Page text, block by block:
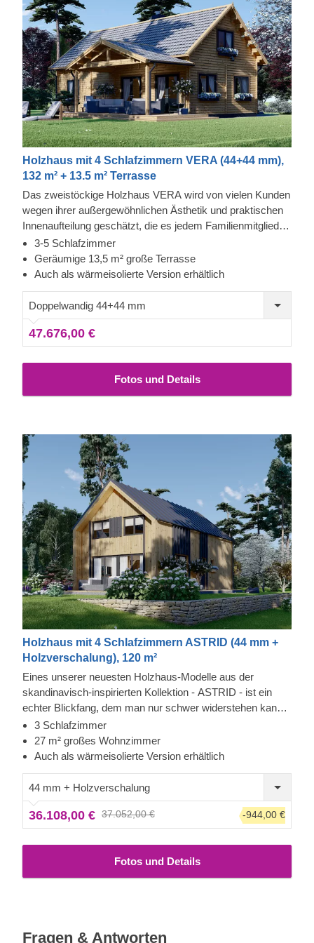
Holzhaus mit 4 Schlafzimmern VERA (44+44 mm),
132 m² + 13.5 m² Terrasse
Das zweistöckige Holzhaus VERA wird von vielen Kunden
wegen ihrer außergewöhnlichen Ästhetik und praktischen
Innenaufteilung geschätzt, die es jedem Familienmitglied
oder Gast ermöglicht, auch Privatsphäre zu genießen. Ein
weiteres schönes Highlight dieses Modells ist die 13,5 m²
große, überdachte Terrasse, auf der Sie mit Ihren Lieben
besonders hohen Komfort ist auch eine isolierte Version
dieses Modells lieferbar.
3-5 Schlafzimmer
Geräumige 13,5 m² große Terrasse
Auch als wärmeisolierte Version erhältlich
Doppelwandig 44+44 mm
47.676,00 €
Fotos und Details
Holzhaus mit 4 Schlafzimmern ASTRID (44 mm +
Holzverschalung), 120 m²
Eines unserer neuesten Holzhaus-Modelle aus der
skandinavisch-inspirierten Kollektion - ASTRID - ist ein
echter Blickfang, dem man nur schwer widerstehen kann.
Mit ihrer modernen vertikalen Verkleidung, dem stilvollen
Spitzdach und den zahlreichen großen Fenstern und Türen
ist dieses geräumige Holzhaus eines der größten Modelle
und zweistöckigen Bauweise, können Sie die gesamte
zweite Etage für Ruhe und Entspannung nutzen. Für
besonders hohen Komfort ist auch eine isolierte Version
dieses Modells lieferbar.
3 Schlafzimmer
27 m² großes Wohnzimmer
Auch als wärmeisolierte Version erhältlich
44 mm + Holzverschalung
36.108,00 € 37.052,00 € -944,00 €
Fotos und Details
Fragen & Antworten